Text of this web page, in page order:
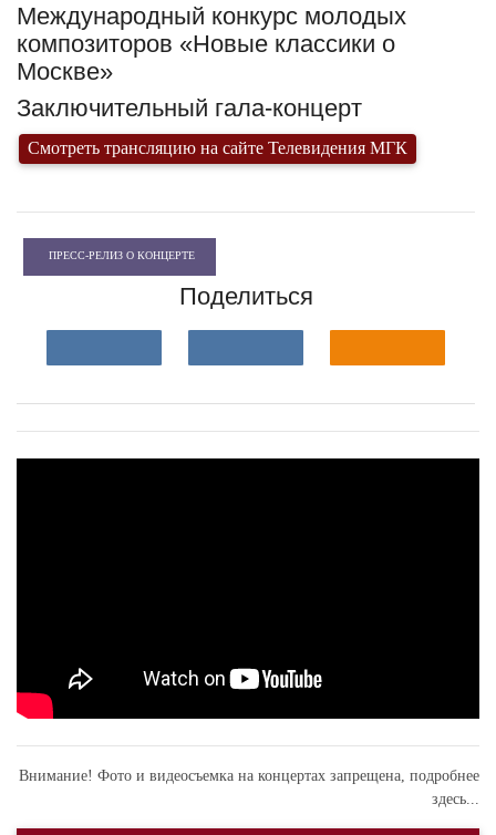
Международный конкурс молодых
композиторов «Новые классики о
Москве»
Заключительный гала-концерт
Смотреть трансляцию на сайте Телевидения МГК
ПРЕСС-РЕЛИЗ О КОНЦЕРТЕ
Поделиться
Внимание! Фото и видеосъемка на концертах запрещена, подробнее
здесь...